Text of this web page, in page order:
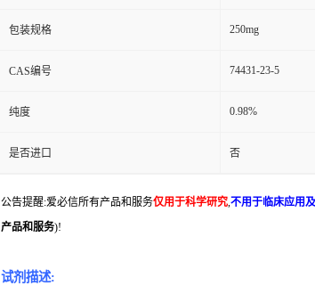
包装规格 250mg
CAS编号 74431-23-5
纯度 0.98%
是否进口 否
公告提醒:爱必信所有产品和服务仅用于科学研究,不用于临床应用
产品和服务)!
试剂描述: